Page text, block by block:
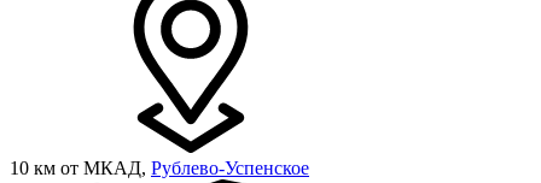
10 км от МКАД, Рублево-Успенское